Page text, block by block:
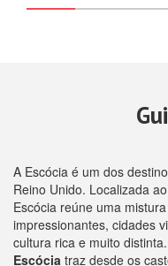
A Escócia é um dos
Reino Unido. Localizada
Escócia reúne uma
impressionantes, cidades
cultura rica e muito
Escócia traz desde os